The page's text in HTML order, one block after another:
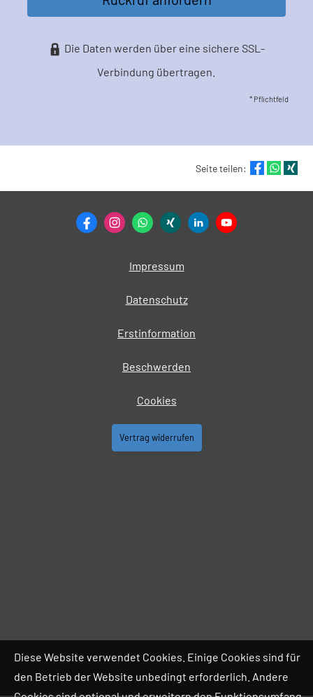
Die Daten werden über eine sichere SSL-
Verbindung übertragen.
* Pflichtfeld
Seite teilen:
Impressum
Datenschutz
Erstinformation
Beschwerden
Cookies
Vertrag widerrufen
Diese Website verwendet Cookies. Einige Cookies sind für
den Betrieb der Website unbedingt erforderlich. Andere